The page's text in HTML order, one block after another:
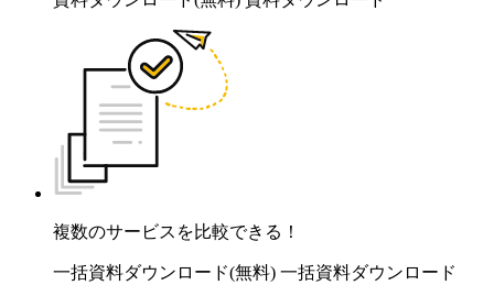
複数のサービスを比較できる！
一括資料ダウンロード(無料) 一括資料ダウンロード